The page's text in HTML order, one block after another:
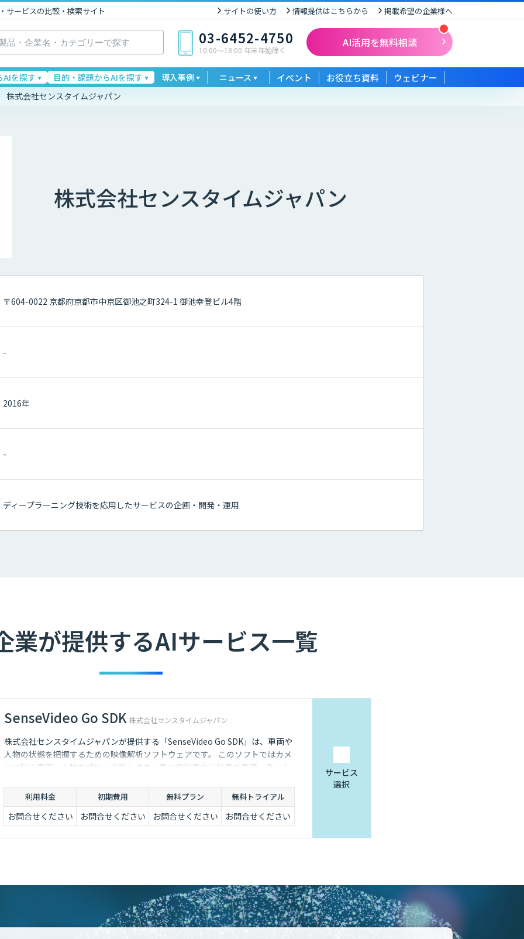
サービスの比較・検索サイト サイトの使い方 情報提供はこちらから 掲載希望の企業様へ
03-6452-4750
10:00〜18:00 年末年始除く
AI活用を無料相談
AIを探す 目的・課題からAIを探す 導入事例 ニュース イベント お役立ち資料 ウェビナー
株式会社センスタイムジャパン
株式会社センスタイムジャパン
〒604-0022 京都府京都市中京区御池之町324-1 御池幸登ビル4階
-
2016年
-
ディープラーニング技術を応用したサービスの企画・開発・運用
業が提供するAIサービス一覧
SenseVideo Go SDK 株式会社センスタイムジャパン
株式会社センスタイムジャパンが提供する「SenseVideo Go SDK」は、車両や
人物の状態を把握するための映像解析ソフトウェアです。 このソフトではカメ
ラに映る車両・人物を検出・追跡します。更に四輪車や二輪車の車種・色、人
利用料金 初期費用 無料プラン 無料トライアル
お問合せください お問合せください お問合せください お問合せください
サービス
選択